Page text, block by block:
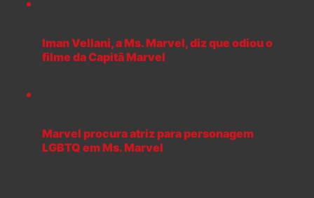
Iman Vellani, a Ms. Marvel, diz que odiou o
filme da Capitã Marvel
Marvel procura atriz para personagem
LGBTQ em Ms. Marvel